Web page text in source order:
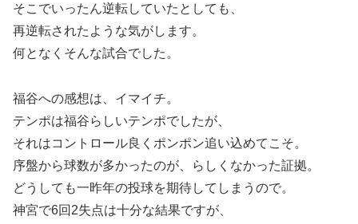
そこでいったん逆転していたとしても、
再逆転されたような気がします。
何となくそんな試合でした。
福谷への感想は、イマイチ。
テンポは福谷らしいテンポでしたが、
それはコントロール良くポンポン追い込めてこそ。
序盤から球数が多かったのが、らしくなかった証拠。
どうしても一昨年の投球を期待してしまうので。
神宮で6回2失点は十分な結果ですが、